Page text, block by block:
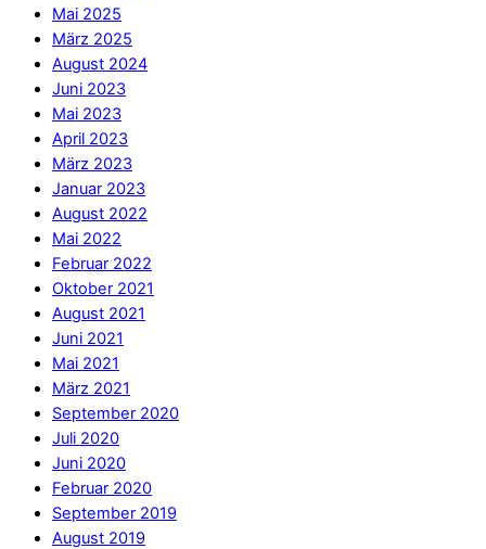
Mai 2025
März 2025
August 2024
Juni 2023
Mai 2023
April 2023
März 2023
Januar 2023
August 2022
Mai 2022
Februar 2022
Oktober 2021
August 2021
Juni 2021
Mai 2021
März 2021
September 2020
Juli 2020
Juni 2020
Februar 2020
September 2019
August 2019